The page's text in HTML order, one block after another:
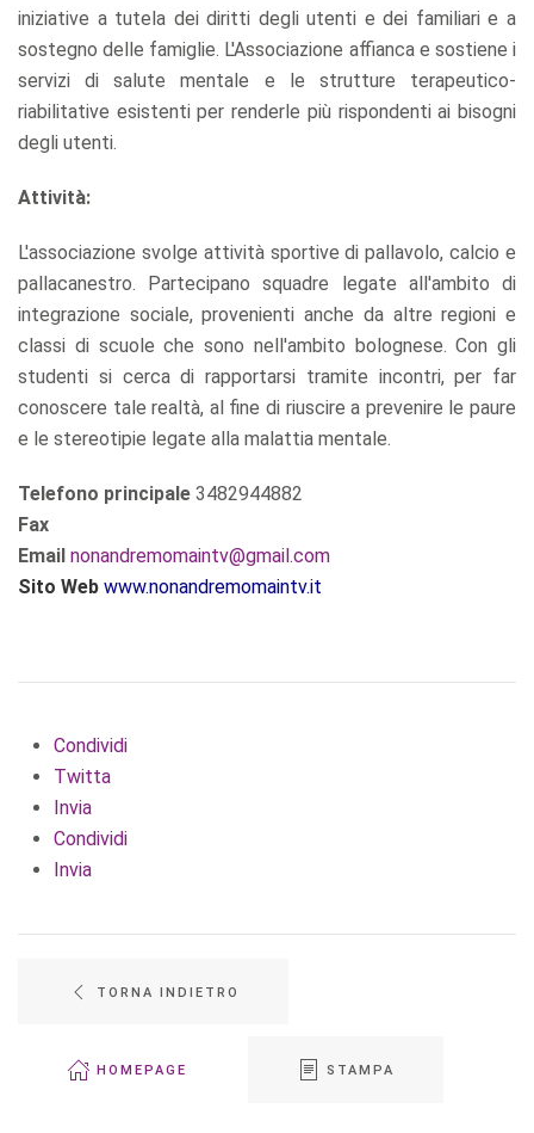
iniziative a tutela dei diritti degli utenti e dei familiari e a
sostegno delle famiglie. L'Associazione affianca e sostiene i
servizi di salute mentale e le strutture terapeutico-
riabilitative esistenti per renderle più rispondenti ai bisogni
degli utenti.
Attività:
L'associazione svolge attività sportive di pallavolo, calcio e
pallacanestro. Partecipano squadre legate all'ambito di
integrazione sociale, provenienti anche da altre regioni e
classi di scuole che sono nell'ambito bolognese. Con gli
studenti si cerca di rapportarsi tramite incontri, per far
conoscere tale realtà, al fine di riuscire a prevenire le paure
e le stereotipie legate alla malattia mentale.
Telefono principale 3482944882
Fax
Email nonandremomaintv@gmail.com
Sito Web www.nonandremomaintv.it
Condividi
Twitta
Invia
Condividi
Invia
TORNA INDIETRO
HOMEPAGE STAMPA